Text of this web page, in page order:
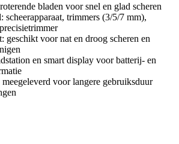
bladen voor snel en glad scheren
trimmers (3/5/7 mm),
geschikt voor nat en droog scheren en
en smart display voor batterij- en
voor langere gebruiksduur